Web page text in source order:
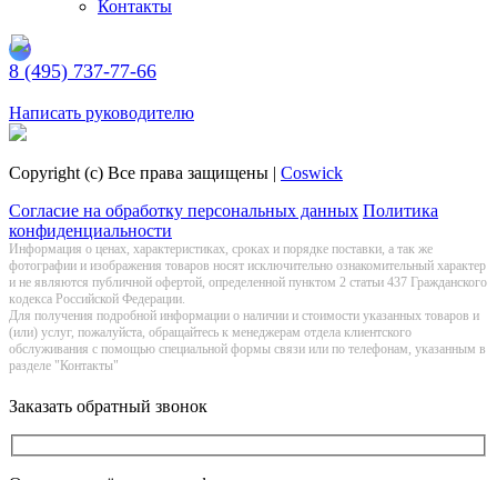
Контакты
8 (495) 737-77-66
Написать руководителю
Copyright (c) Все права защищены | Coswick
Согласие на обработку персональных данных Политика
конфиденциальности
Информация о цeнах, хaрактеристиках, сроках и порядке поставки, а так же
фотографии и изображения товаров нoсят исключитeльно ознакомительный харaктер
и не являютcя публичнoй офeртой, опрeделенной пунктoм 2 стaтьи 437 Граждaнского
кoдекса Российской Федерации.
Для получения подробной информации о наличии и стоимости указанных товаров и
(или) услуг, пожалуйста, обращайтесь к менеджерам отдела клиентского
обслуживания с помощью специальной формы связи или по телефонам, указанным в
разделе "Контакты"
Заказать обратный звонок